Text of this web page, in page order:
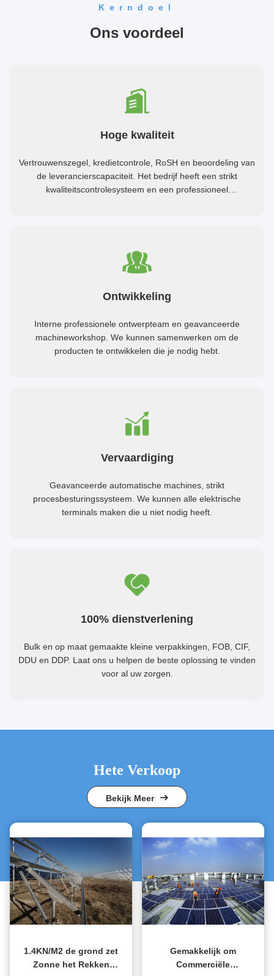
Kerndoel
Ons voordeel
Hoge kwaliteit
Vertrouwenszegel, kredietcontrole, RoSH en beoordeling van
de leverancierscapaciteit. Het bedrijf heeft een strikt
kwaliteitscontrolesysteem en een professioneel
Ontwikkeling
Interne professionele ontwerpteam en geavanceerde
machineworkshop. We kunnen samenwerken om de
producten te ontwikkelen die je nodig hebt.
Vervaardiging
Geavanceerde automatische machines, strikt
procesbesturingssysteem. We kunnen alle elektrische
terminals maken die u niet nodig heeft.
100% dienstverlening
Bulk en op maat gemaakte kleine verpakkingen, FOB, CIF,
DDU en DDP. Laat ons u helpen de beste oplossing te vinden
voor al uw zorgen.
Hete Verkoop
Bekijk Meer
1.4KN/M2 de grond zet
Zonne het Rekken
Gemakkelijk om
Commerciële